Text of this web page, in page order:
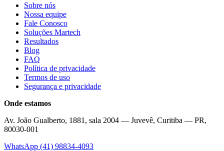
Sobre nós
Nossa equipe
Fale Conosco
Soluções Martech
Resultados
Blog
FAQ
Política de privacidade
Termos de uso
Segurança e privacidade
Onde estamos
Av. João Gualberto, 1881, sala 2004 — Juvevê, Curitiba — PR,
80030-001
WhatsApp (41) 98834-4093